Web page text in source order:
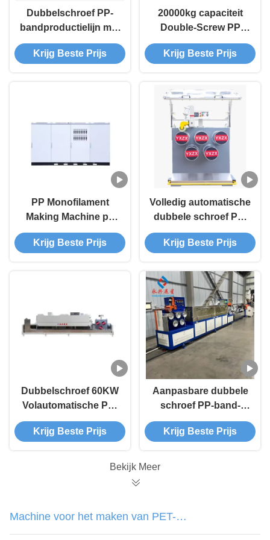
Dubbelschroef PP-
bandproductielijn met
38CrMoALA
schroefmateriaal en
Krijg Beste Prijs
20000kg capaciteit
Double-Screw PP
Strap Production Line
Volledig automatische
Krijg Beste Prijs
PP Monofilament
Making Machine pp
Monofilament
Extrusion Machine
Krijg Beste Prijs
Volledig automatische
dubbele schroef PP-
bandproductielijn met
60 kW aan vermogen
hoog efficiënte
banden
Krijg Beste Prijs
Dubbelschroef 60KW
Volautomatische PP-
bandproductielijn
voor de productie van
Krijg Beste Prijs
Aanpasbare dubbele
schroef PP-band-
extrusielijn met 60 kW
vermogen voor een
Krijg Beste Prijs
Bekijk Meer
Machine voor het maken van PET-